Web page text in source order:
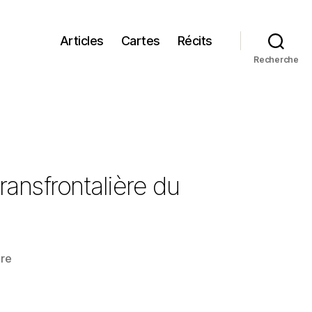
Articles Cartes Récits
Recherche
du
sur